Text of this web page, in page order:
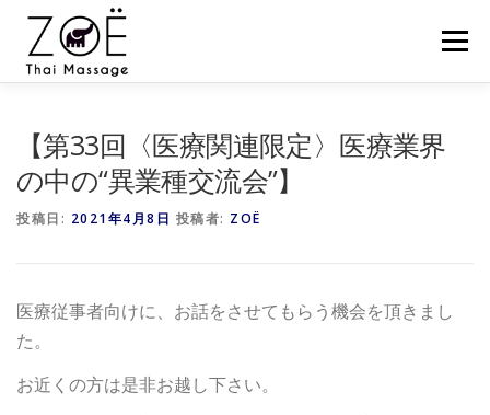
メニュー
【第33回〈医療関連限定〉医療業界
の中の“異業種交流会”】
投稿日: 2021年4月8日 投稿者: ZOË
医療従事者向けに、お話をさせてもらう機会を頂きまし
た。
お近くの方は是非お越し下さい。